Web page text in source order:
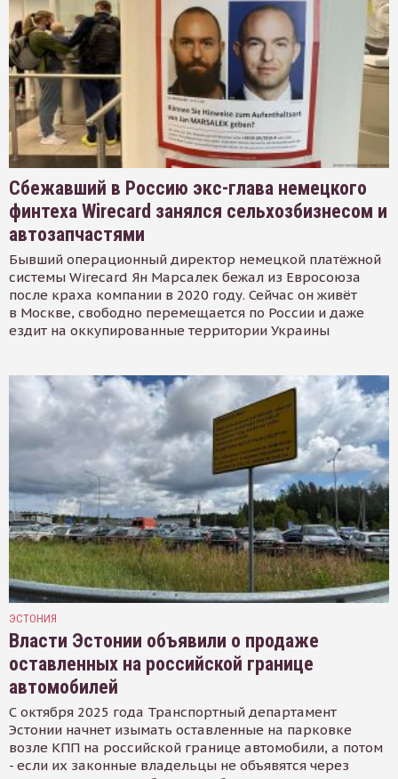
Сбежавший в Россию экс-глава немецкого
финтеха Wirecard занялся сельхозбизнесом и
автозапчастями
Бывший операционный директор немецкой платёжной
системы Wirecard Ян Марсалек бежал из Евросоюза
после краха компании в 2020 году. Сейчас он живёт
в Москве, свободно перемещается по России и даже
ездит на оккупированные территории Украины
ЭСТОНИЯ
Власти Эстонии объявили о продаже
оставленных на российской границе
автомобилей
С октября 2025 года Транспортный департамент
Эстонии начнет изымать оставленные на парковке
возле КПП на российской границе автомобили, а потом
- если их законные владельцы не объявятся через